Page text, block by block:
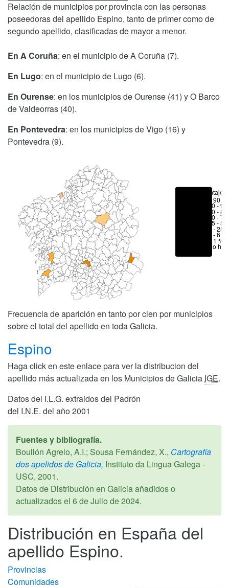
Relación de municipios por provincia con las personas
poseedoras del apellido Espino, tanto de primer como de
segundo apellido, clasificadas de mayor a menor.
En A Coruña: en el municipio de A Coruña (7).
En Lugo: en el municipio de Lugo (6).
En Ourense: en los municipios de Ourense (41) y O Barco
de Valdeorras (40).
En Pontevedra: en los municipios de Vigo (16) y
Pontevedra (9).
Porcentajes
> 90 %
80 -
70 -
50 -
25 -
6 - 25
1 - 6 %
< 1 %
No hay
Frecuencia de aparición en tanto por cien por municipios
sobre el total del apellido en toda Galicia.
Espino
Haga click en este enlace para ver la distribucion del
apellido más actualizada en los Municipios de Galicia IGE.
Datos del I.L.G. extraidos del Padrón
del I.N.E. del año 2001
Fuentes y bibliografía.
Boullón Agrelo, A.I.; Sousa Fernández, X., Cartografía
dos apelidos de Galicia, Instituto da Lingua Galega -
USC, 2001.
Datos de Distribución en Galicia añadidos o
actualizados el 6 de Julio de 2024.
Distribución en España del
apellido Espino.
Provincias
Comunidades